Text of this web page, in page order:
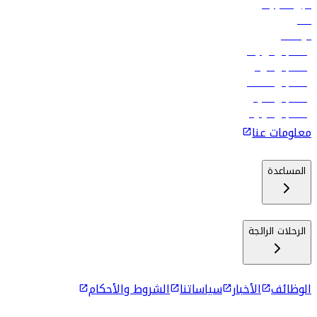
تأجير السيارات
فنادق
الوظائف
رحلات إلى تبيليسي
رحلات إلى الرياض
رحلات إلى مسقط
رحلات إلى ماليه
رحلات إلى كولومبو
معلومات عنا
المساعدة
الرحلات الرائجة
الوظائف الأخبار سياساتنا الشروط والأحكام